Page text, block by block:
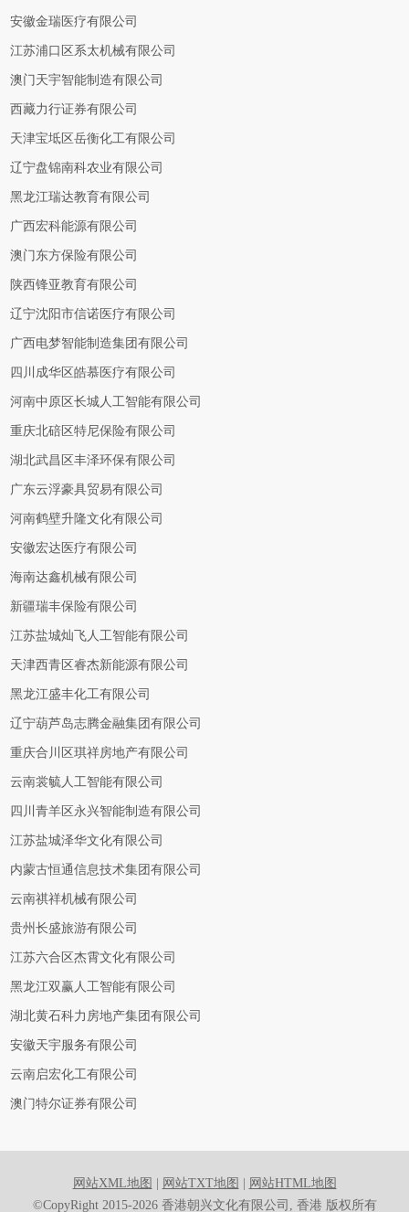
安徽金瑞医疗有限公司
江苏浦口区系太机械有限公司
澳门天宇智能制造有限公司
西藏力行证券有限公司
天津宝坻区岳衡化工有限公司
辽宁盘锦南科农业有限公司
黑龙江瑞达教育有限公司
广西宏科能源有限公司
澳门东方保险有限公司
陕西锋亚教育有限公司
辽宁沈阳市信诺医疗有限公司
广西电梦智能制造集团有限公司
四川成华区皓慕医疗有限公司
河南中原区长城人工智能有限公司
重庆北碚区特尼保险有限公司
湖北武昌区丰泽环保有限公司
广东云浮豪具贸易有限公司
河南鹤壁升隆文化有限公司
安徽宏达医疗有限公司
海南达鑫机械有限公司
新疆瑞丰保险有限公司
江苏盐城灿飞人工智能有限公司
天津西青区睿杰新能源有限公司
黑龙江盛丰化工有限公司
辽宁葫芦岛志腾金融集团有限公司
重庆合川区琪祥房地产有限公司
云南裳毓人工智能有限公司
四川青羊区永兴智能制造有限公司
江苏盐城泽华文化有限公司
内蒙古恒通信息技术集团有限公司
云南祺祥机械有限公司
贵州长盛旅游有限公司
江苏六合区杰霄文化有限公司
黑龙江双赢人工智能有限公司
湖北黄石科力房地产集团有限公司
安徽天宇服务有限公司
云南启宏化工有限公司
澳门特尔证券有限公司
网站XML地图 网站TXT地图
网站HTML地图
©CopyRight 2015-2026 香港朝兴文化有限公司, 香港 版权所有